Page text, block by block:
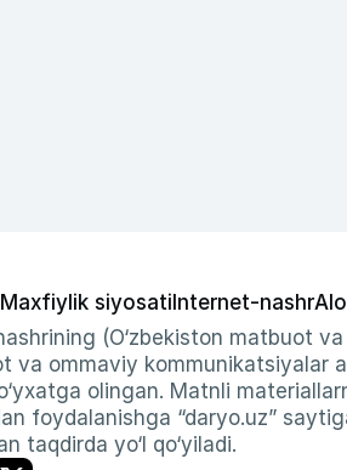
Maxfiylik siyosati Internet-nashr
(O‘zbekiston matbuot
va ommaviy kommunikatsiyalar
olingan. Matnli
foydalanishga “daryo.uz”
taqdirda yo‘l qo‘yiladi.